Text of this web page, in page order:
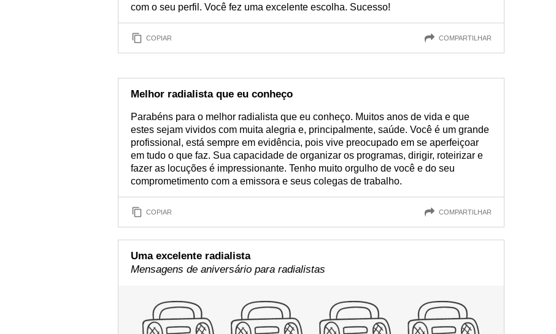
com o seu perfil. Você fez uma excelente escolha. Sucesso!
COPIAR COMPARTILHAR
Melhor radialista que eu conheço
Parabéns para o melhor radialista que eu conheço. Muitos anos de vida e que
estes sejam vividos com muita alegria e, principalmente, saúde. Você é um grande
profissional, está sempre em evidência, pois vive preocupado em se aperfeiçoar
em tudo o que faz. Sua capacidade de organizar os programas, dirigir, roteirizar e
fazer as locuções é impressionante. Tenho muito orgulho de você e do seu
comprometimento com a emissora e seus colegas de trabalho.
COPIAR COMPARTILHAR
Uma excelente radialista
Mensagens de aniversário para radialistas